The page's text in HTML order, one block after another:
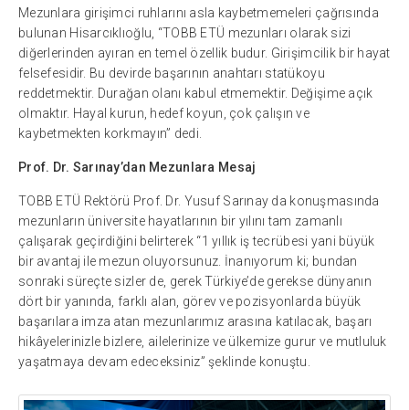
Mezunlara girişimci ruhlarını asla kaybetmemeleri çağrısında
bulunan Hisarcıklıoğlu, “TOBB ETÜ mezunları olarak sizi
diğerlerinden ayıran en temel özellik budur. Girişimcilik bir hayat
felsefesidir. Bu devirde başarının anahtarı statükoyu
reddetmektir. Durağan olanı kabul etmemektir. Değişime açık
olmaktır. Hayal kurun, hedef koyun, çok çalışın ve
kaybetmekten korkmayın” dedi.
Prof. Dr. Sarınay’dan Mezunlara Mesaj
TOBB ETÜ Rektörü Prof. Dr. Yusuf Sarınay da konuşmasında
mezunların üniversite hayatlarının bir yılını tam zamanlı
çalışarak geçirdiğini belirterek “1 yıllık iş tecrübesi yani büyük
bir avantaj ile mezun oluyorsunuz. İnanıyorum ki; bundan
sonraki süreçte sizler de, gerek Türkiye’de gerekse dünyanın
dört bir yanında, farklı alan, görev ve pozisyonlarda büyük
başarılara imza atan mezunlarımız arasına katılacak, başarı
hikâyelerinizle bizlere, ailelerinize ve ülkemize gurur ve mutluluk
yaşatmaya devam edeceksiniz” şeklinde konuştu.